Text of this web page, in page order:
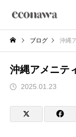
ブログ 沖縄
沖縄アメニテ
2025.01.23